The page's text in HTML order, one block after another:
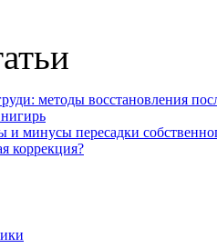
методы восстановления
минусы пересадки
коррекция?